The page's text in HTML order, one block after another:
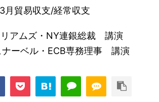
貿易収支/経常収支
ムズ・NY連銀総裁 講演
ベル・ECB専務理事 講演